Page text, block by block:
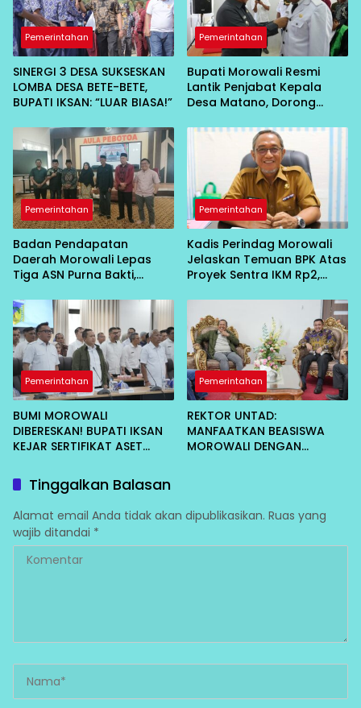
Pemerintahan
SINERGI 3 DESA SUKSESKAN
LOMBA DESA BETE-BETE,
BUPATI IKSAN: “LUAR BIASA!”
Pemerintahan
Bupati Morowali Resmi
Lantik Penjabat Kepala
Desa Matano, Dorong
Berbasis Kebersamaan
Pemerintahan
Badan Pendapatan
Daerah Morowali Lepas
Tiga ASN Purna Bakti,
Pengabdian
Pemerintahan
Kadis Perindag Morowali
Jelaskan Temuan BPK Atas
Proyek Sentra IKM Rp2,
Pemerintahan
BUMI MOROWALI
DIBERESKAN! BUPATI IKSAN
KEJAR SERTIFIKAT ASET
Pemerintahan
REKTOR UNTAD:
MANFAATKAN BEASISWA
MOROWALI DENGAN
Tinggalkan Balasan
Alamat email Anda tidak akan dipublikasikan. Ruas yang
wajib ditandai *